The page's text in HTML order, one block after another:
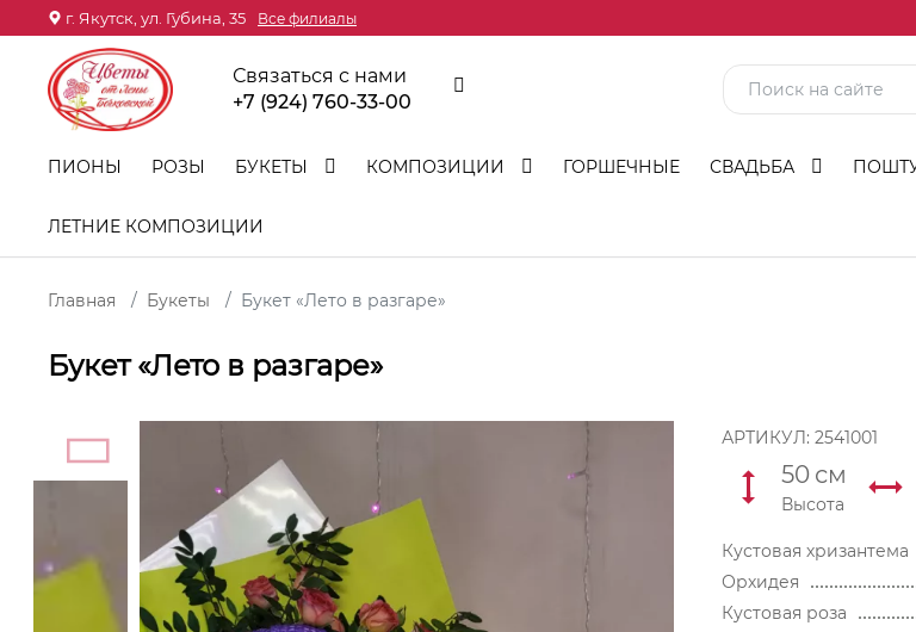
г. Якутск, ул. Губина, 35 Все филиалы
Связаться с нами
+7 (924) 760-33-00
ПИОНЫ РОЗЫ БУКЕТЫ КОМПОЗИЦИИ ГОРШЕЧНЫЕ СВАДЬБА
ЛЕТНИЕ КОМПОЗИЦИИ
Главная Букеты Букет «Лето в разгаре»
Букет «Лето в разгаре»
АРТИКУЛ: 2541001
50 см
Высота
Кустовая хризантема
Орхидея
Кустовая роза